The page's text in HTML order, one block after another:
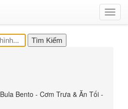
Bento - Cơm Trưa & Ăn Tối -